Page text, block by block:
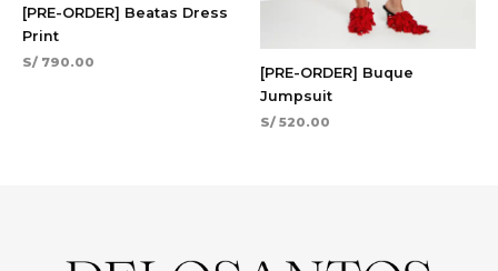
[PRE-ORDER] Beatas Dress
Print
S/ 790.00
[PRE-ORDER] Buque
Jumpsuit
S/ 520.00